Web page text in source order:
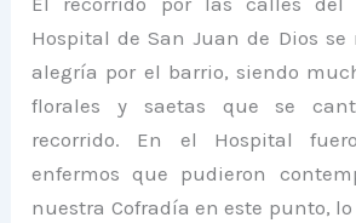
Hospital de San Juan de Dios se
alegría por el barrio, siendo
florales y saetas que se
recorrido. En el Hospital
enfermos que pudieron
nuestra Cofradía en este punto,